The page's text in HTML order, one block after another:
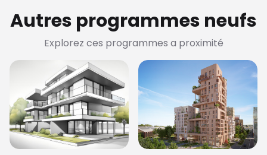
Autres programmes neufs
Explorez ces programmes a proximité